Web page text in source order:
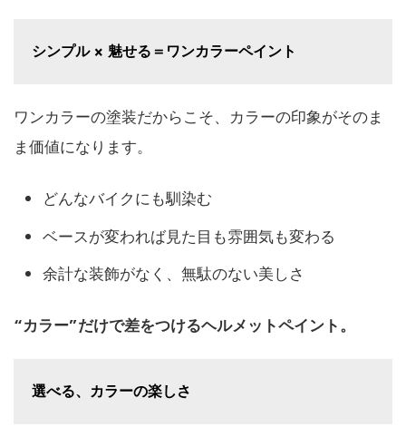
シンプル × 魅せる＝ワンカラーペイント
ワンカラーの塗装だからこそ、カラーの印象がそのま
ま価値になります。
どんなバイクにも馴染む
ベースが変われば見た目も雰囲気も変わる
余計な装飾がなく、無駄のない美しさ
“カラー”だけで差をつけるヘルメットペイント。
選べる、カラーの楽しさ